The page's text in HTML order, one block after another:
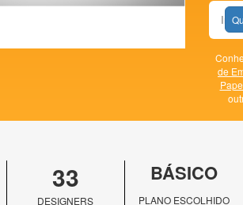
de
33
DESIGNERS
BÁSICO
PLANO ESCOLHIDO